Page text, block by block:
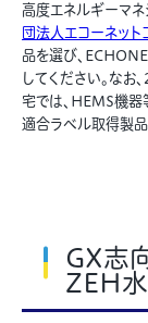
高度エネルギーマネ
団法人エコーネッ
品を選び、
してください。な
宅では、HEMS機
適合ラベル取得製品
GX志
ZEH